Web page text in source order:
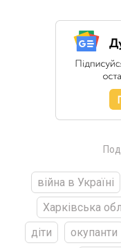
війна в Україні
Харківська
діти
окупанти